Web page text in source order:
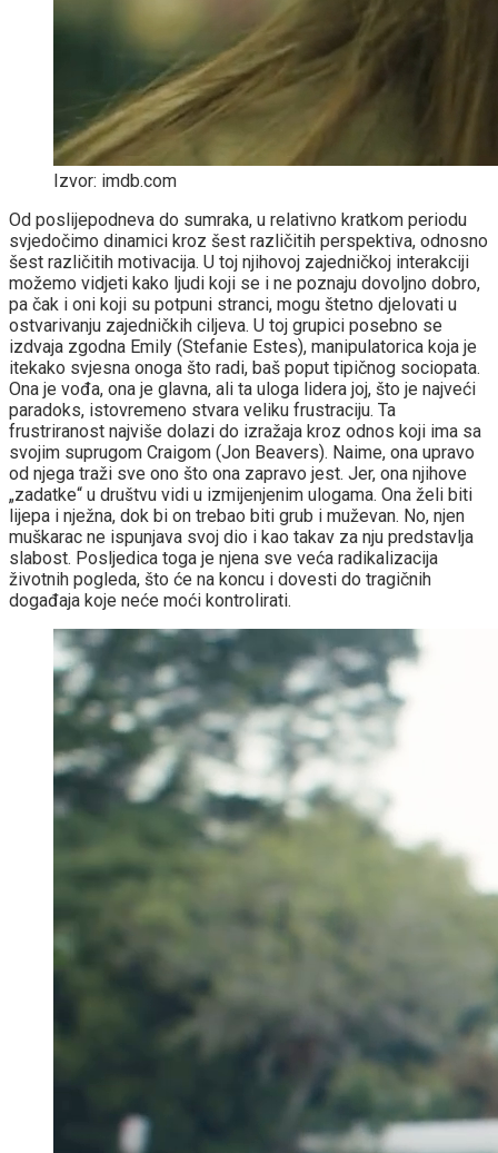
Izvor: imdb.com
Od poslijepodneva do sumraka, u relativno kratkom periodu
svjedočimo dinamici kroz šest različitih perspektiva, odnosno
šest različitih motivacija. U toj njihovoj zajedničkoj interakciji
možemo vidjeti kako ljudi koji se i ne poznaju dovoljno dobro,
pa čak i oni koji su potpuni stranci, mogu štetno djelovati u
ostvarivanju zajedničkih ciljeva. U toj grupici posebno se
izdvaja zgodna Emily (Stefanie Estes), manipulatorica koja je
itekako svjesna onoga što radi, baš poput tipičnog sociopata.
Ona je vođa, ona je glavna, ali ta uloga lidera joj, što je najveći
paradoks, istovremeno stvara veliku frustraciju. Ta
frustriranost najviše dolazi do izražaja kroz odnos koji ima sa
svojim suprugom Craigom (Jon Beavers). Naime, ona upravo
od njega traži sve ono što ona zapravo jest. Jer, ona njihove
„zadatke“ u društvu vidi u izmijenjenim ulogama. Ona želi biti
lijepa i nježna, dok bi on trebao biti grub i muževan. No, njen
muškarac ne ispunjava svoj dio i kao takav za nju predstavlja
slabost. Posljedica toga je njena sve veća radikalizacija
životnih pogleda, što će na koncu i dovesti do tragičnih
događaja koje neće moći kontrolirati.